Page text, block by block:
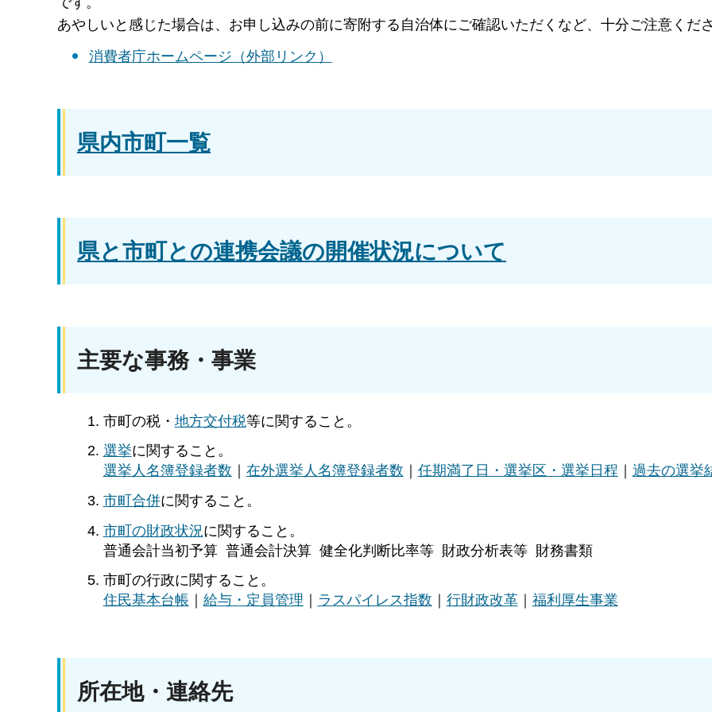
あやしいと感じた場合は、お申し込みの前に寄附する自治体にご確認いただくなど、十分ご注意くだ
消費者庁ホームページ（外部リンク）
県内市町一覧
県と市町との連携会議の開催状況について
主要な事務・事業
市町の税・ 地方交付税等に関すること。
選挙に関すること。
選挙人名簿登録者数
在外選挙人名簿登録者数 任期満了日・選挙区・選挙日程
過去の選挙
市町合併に関すること。
市町の財政状況に関すること。
普通会計当初予算 普通会計決算 健全化判断比率等 財政分析表等 財務書類
市町の行政に関すること。
住民基本台帳
給与・定員管理 ラスパイレス指数 行財政改革｜ 福利厚生事業
所在地・連絡先